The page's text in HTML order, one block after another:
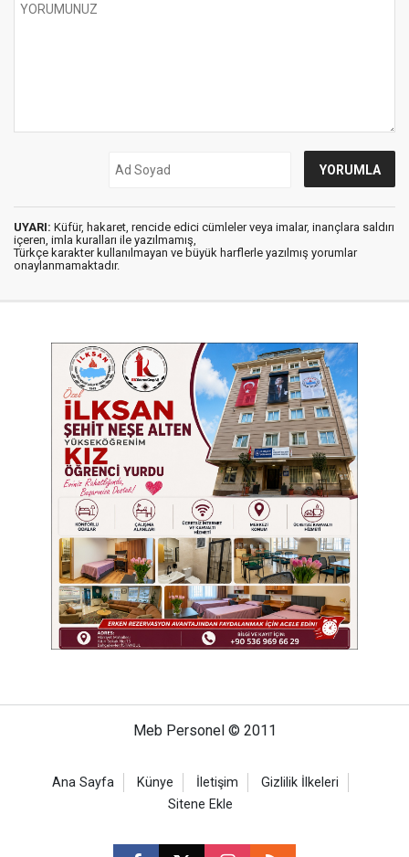
UYARI: Küfür, hakaret, rencide edici cümleler veya imalar, inançlara saldırı
içeren, imla kuralları ile yazılmamış,
Türkçe karakter kullanılmayan ve büyük harflerle yazılmış yorumlar
onaylanmamaktadır.
Meb Personel © 2011
Ana Sayfa Künye İletişim
Gizlilik İlkeleri
Sitene Ekle